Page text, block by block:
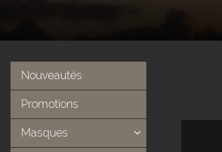
Nouveautés
Promotions
Masques